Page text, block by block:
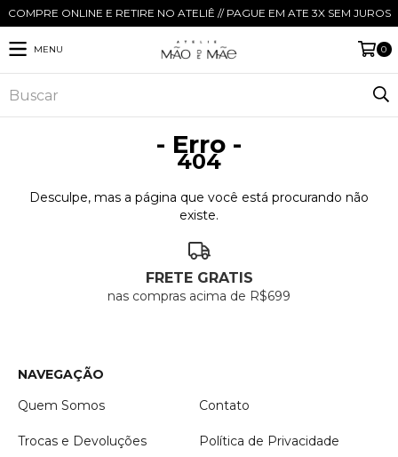
COMPRE ONLINE E RETIRE NO ATELIÊ // PAGUE EM ATE 3X SEM JUROS
MENU 0
- Erro -
404
Desculpe, mas a página que você está procurando não
existe.
FRETE GRATIS
nas compras acima de R$699
NAVEGAÇÃO
Quem Somos
Contato
Trocas e Devoluções Política de Privacidade